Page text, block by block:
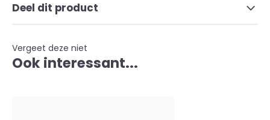
Deel dit product
Vergeet deze niet
Ook interessant...